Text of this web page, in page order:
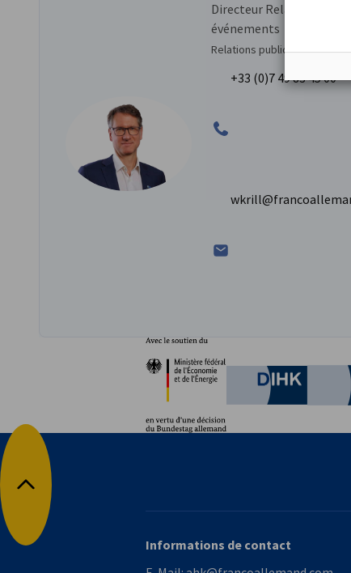
Directeur Relations
événements
Relations publiques
+33 (0)7 49 83 45 00
Partenaires
Retour en haut
Informations de contact